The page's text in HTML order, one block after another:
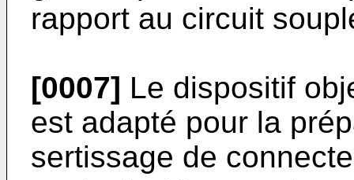
rapport au circuit
[0007] Le dispositif
est adapté pour la
sertissage de